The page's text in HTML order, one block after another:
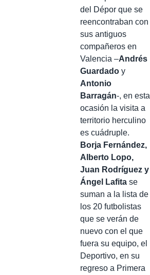
del Dépor que se
reencontraban con
sus antiguos
compañeros en
Valencia –Andrés
Guardado y
Antonio
Barragán-, en esta
ocasión la visita a
territorio herculino
es cuádruple.
Borja Fernández,
Alberto Lopo,
Juan Rodríguez y
Ángel Lafita se
suman a la lista de
los 20 futbolistas
que se verán de
nuevo con el que
fuera su equipo, el
Deportivo, en su
regreso a Primera